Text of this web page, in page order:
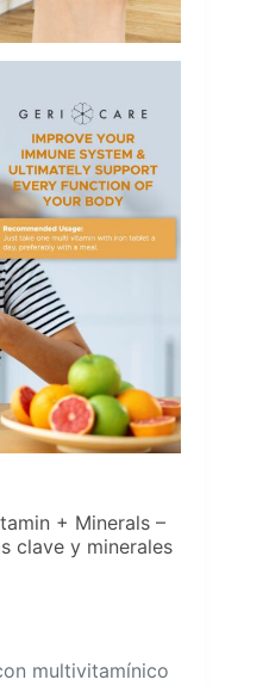
+ Minerals –
clave y minerales
multivitamínico